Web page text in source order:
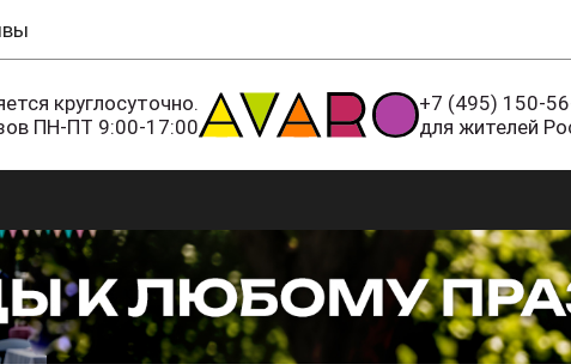
круглосуточно.
ПН-ПТ 9:00-17:00
+7 (495) 150-
для жителей